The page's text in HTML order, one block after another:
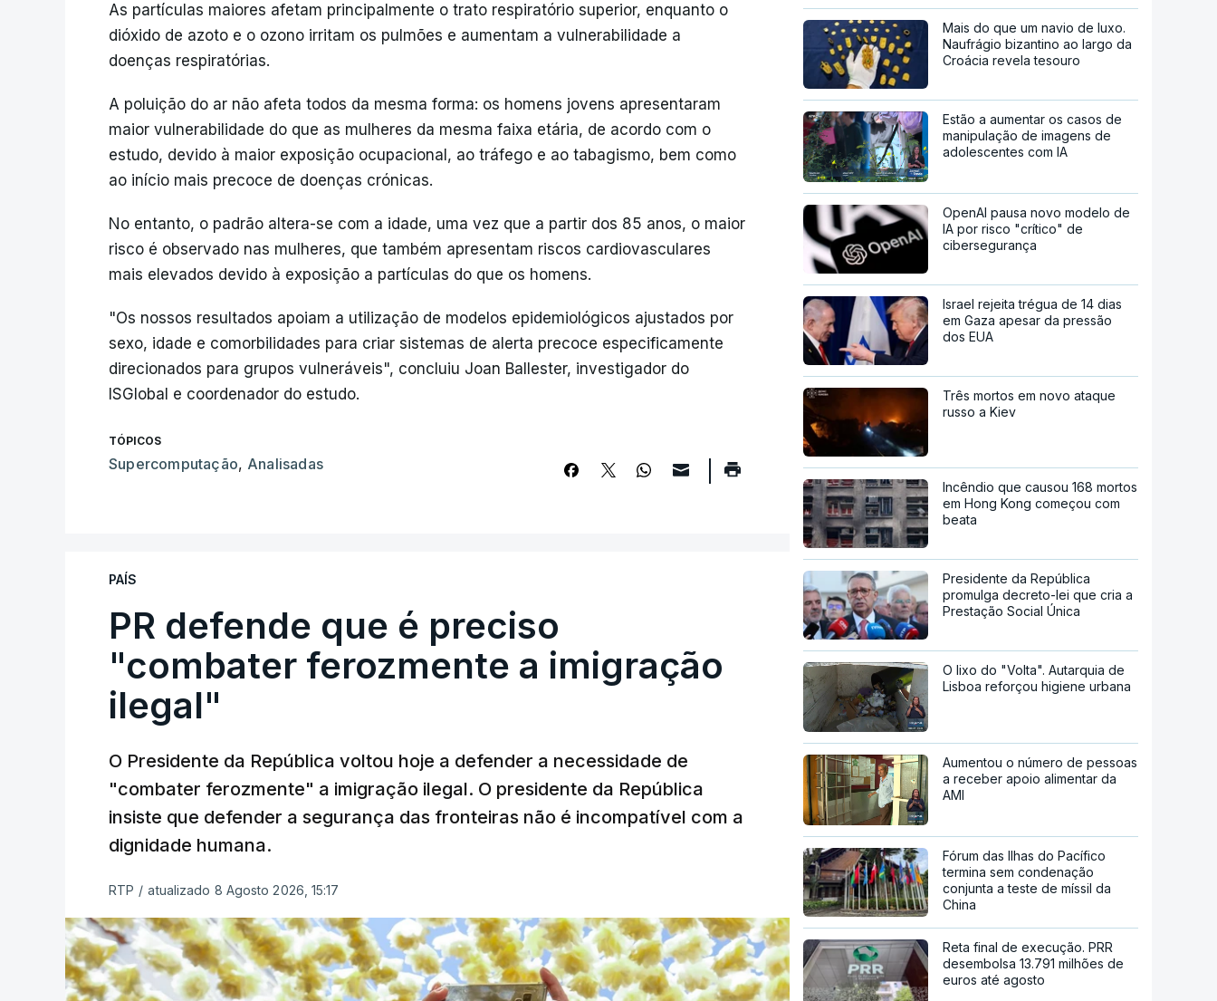
As partículas maiores afetam principalmente o trato respiratório superior, enquanto o
dióxido de azoto e o ozono irritam os pulmões e aumentam a vulnerabilidade a
doenças respiratórias.
A poluição do ar não afeta todos da mesma forma: os homens jovens apresentaram
maior vulnerabilidade do que as mulheres da mesma faixa etária, de acordo com o
estudo, devido à maior exposição ocupacional, ao tráfego e ao tabagismo, bem como
ao início mais precoce de doenças crónicas.
No entanto, o padrão altera-se com a idade, uma vez que a partir dos 85 anos, o maior
risco é observado nas mulheres, que também apresentam riscos cardiovasculares
mais elevados devido à exposição a partículas do que os homens.
"Os nossos resultados apoiam a utilização de modelos epidemiológicos ajustados por
sexo, idade e comorbilidades para criar sistemas de alerta precoce especificamente
direcionados para grupos vulneráveis", concluiu Joan Ballester, investigador do
ISGlobal e coordenador do estudo.
TÓPICOS
Supercomputação, Analisadas
PAÍS
PR defende que é preciso
"combater ferozmente a imigração
ilegal"
O Presidente da República voltou hoje a defender a necessidade de
"combater ferozmente" a imigração ilegal. O presidente da República
insiste que defender a segurança das fronteiras não é incompatível com a
dignidade humana.
RTP / atualizado 8 Agosto 2026, 15:17
Mais do que um navio de luxo.
Naufrágio bizantino ao largo da
Croácia revela tesouro
Estão a aumentar os casos de
manipulação de imagens de
adolescentes com IA
OpenAI pausa novo modelo de
IA por risco "crítico" de
cibersegurança
Israel rejeita trégua de 14 dias
em Gaza apesar da pressão
dos EUA
Três mortos em novo ataque
russo a Kiev
Incêndio que causou 168 mortos
em Hong Kong começou com
beata
Presidente da República
promulga decreto-lei que cria a
Prestação Social Única
O lixo do "Volta". Autarquia de
Lisboa reforçou higiene urbana
Aumentou o número de pessoas
a receber apoio alimentar da
AMI
Fórum das Ilhas do Pacífico
termina sem condenação
conjunta a teste de míssil da
China
Reta final de execução. PRR
desembolsa 13.791 milhões de
euros até agosto